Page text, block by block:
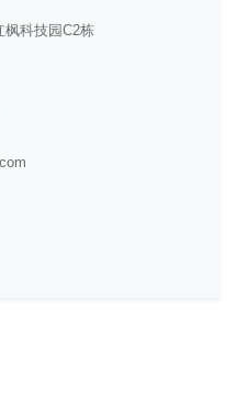
科技园C2栋